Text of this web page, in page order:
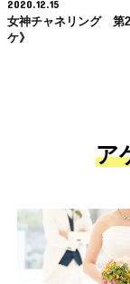
2020.12.15
女神チャネリング 第
ケ》
ア